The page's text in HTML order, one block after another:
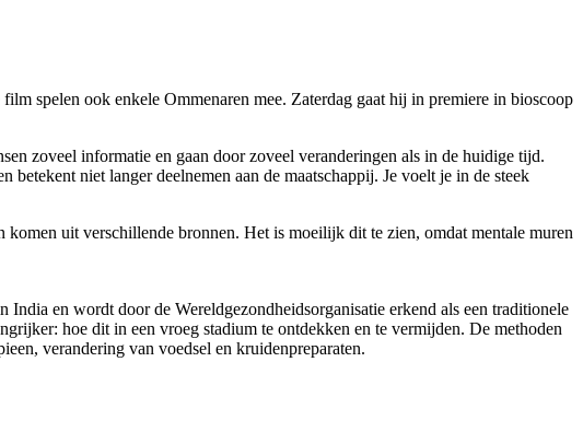
spelen ook enkele Ommenaren mee. Zaterdag gaat hij in premiere in bioscoop
zoveel informatie en gaan door zoveel veranderingen als in de huidige tijd.
niet langer deelnemen aan de maatschappij. Je voelt je in de steek
uit verschillende bronnen. Het is moeilijk dit te zien, omdat mentale muren
en wordt door de Wereldgezondheidsorganisatie erkend als een traditionele
hoe dit in een vroeg stadium te ontdekken en te vermijden. De methoden
verandering van voedsel en kruidenpreparaten.